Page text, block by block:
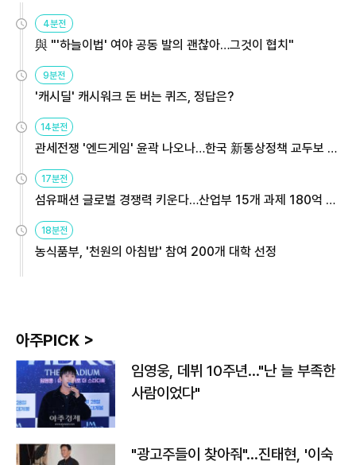
4분전
與 "'하늘이법' 여야 공동 발의 괜찮아…그것이 협치"
9분전
'캐시딜' 캐시워크 돈 버는 퀴즈, 정답은?
14분전
관세전쟁 '엔드게임' 윤곽 나오나…한국 新통상정책 교두보 활
용해야
17분전
섬유패션 글로벌 경쟁력 키운다…산업부 15개 과제 180억 지
원
18분전
농식품부, '천원의 아침밥' 참여 200개 대학 선정
아주PICK >
임영웅, 데뷔 10주년…"난 늘 부족한
사람이었다"
"광고주들이 찾아줘"…진태현, '이숙